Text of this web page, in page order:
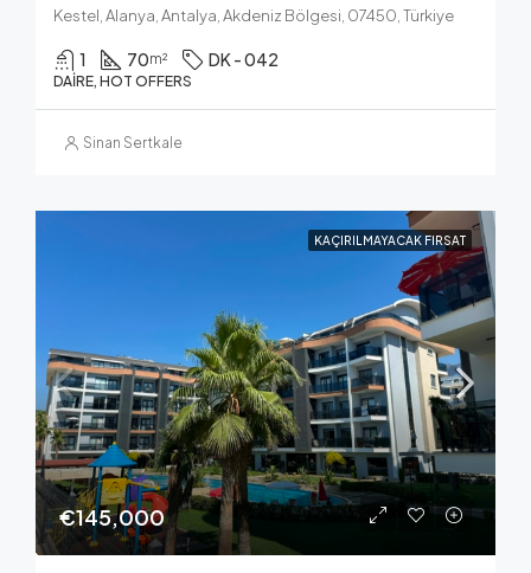
Kestel, Alanya, Antalya, Akdeniz Bölgesi, 07450, Türkiye
1 70m² DK - 042
DAIRE, HOT OFFERS
Sinan Sertkale
KAÇIRILMAYACAK FIRSAT
€145,000